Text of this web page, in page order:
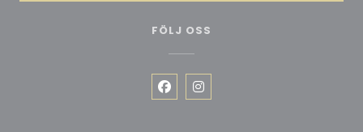
FÖLJ OSS
Facebook ((öppnas i ett nytt
Instagram ((öppnas i